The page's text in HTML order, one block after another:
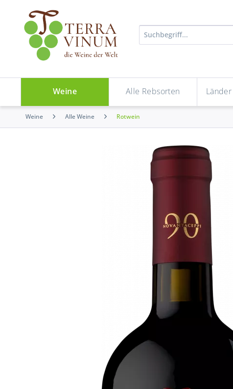
Weine Alle Rebsorten
Weine Alle Weine Rotwein